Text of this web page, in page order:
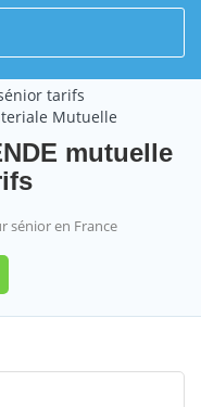
tarifs
Mutuelle
mutuelle
sénior en France